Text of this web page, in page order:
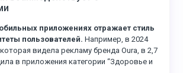
приложениях отражает стиль
пользователей.Например, в 2024
видела рекламу бренда Oura, в 2,7
в приложения категории “Здоровье и